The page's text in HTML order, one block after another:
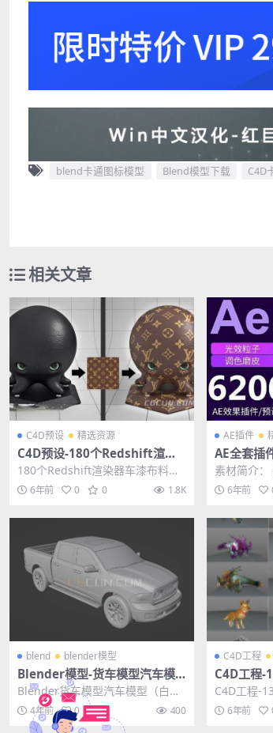
blend卡通图标模型 Blend模型下载 C4D
相关文章
C4D预设 精选资源
C4D预设-180个Redshift渲染
器车漆布料玻璃塑料金属液体石
头木纹材质预设
180个Redshift渲染器车漆布料玻
璃塑料金属液体石头木纹材质预
设，一共包含...
6年前 0 0 1.8K
AE插件
AE全套插
装包 WIN
版
素材简介
的朋友带
一键安装包
6年前
blend blender模型
Blender模型-货车模型汽车模
型（白模）模型下载
Blender货车模型汽车模型（白
模）模型下载 其他推荐: Blender
模型-...
4年前 0 0 400
C4D工程
C4D工程-
戏模型动
绑定
C4D工程-
模型动画
其他推荐:
6年前